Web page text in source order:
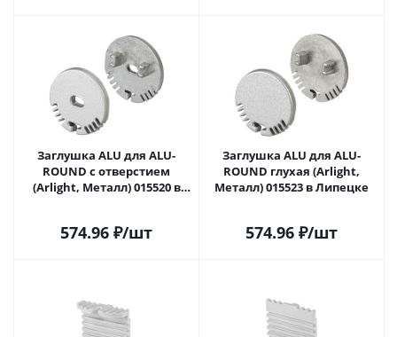
Заглушка ALU для ALU-
ROUND с отверстием
(Arlight, Металл) 015520 в
574.96 ₽/шт
Заглушка ALU для ALU-
ROUND глухая (Arlight,
Металл) 015523 в Липецке
574.96 ₽/шт